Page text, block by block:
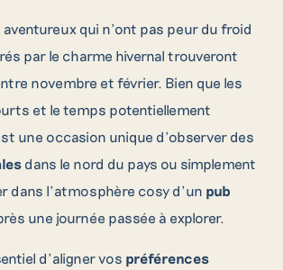
qui n’ont pas peur du froid
par le charme hivernal trouveront
novembre et février. Bien que les
et le temps potentiellement
une occasion unique d’observer des
dans le nord du pays ou simplement
dans l’atmosphère cosy d’un pub
une journée passée à explorer.
d’aligner vos préférences